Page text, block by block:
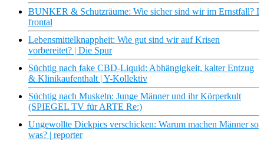
BUNKER & Schutzräume: Wie sicher sind wir im Ernstfall? I
frontal
Lebensmittelknappheit: Wie gut sind wir auf Krisen
vorbereitet? | Die Spur
Süchtig nach fake CBD-Liquid: Abhängigkeit, kalter Entzug
& Klinikaufenthalt | Y-Kollektiv
Süchtig nach Muskeln: Junge Männer und ihr Körperkult
(SPIEGEL TV für ARTE Re:)
Ungewollte Dickpics verschicken: Warum machen Männer so
was? | reporter